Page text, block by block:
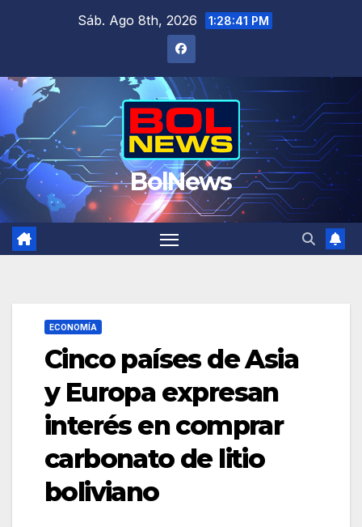
Sáb. Ago 8th, 2026 1:28:41 PM
BolNews
ECONOMÍA
Cinco países de Asia
y Europa expresan
interés en comprar
carbonato de litio
boliviano